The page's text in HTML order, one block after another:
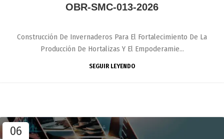
OBR-SMC-013-2026
Construcción De Invernaderos Para El Fortalecimiento De La
Producción De Hortalizas Y El Empoderamie...
SEGUIR LEYENDO
06